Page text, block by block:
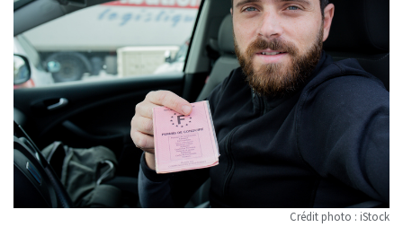
Crédit photo : iStock